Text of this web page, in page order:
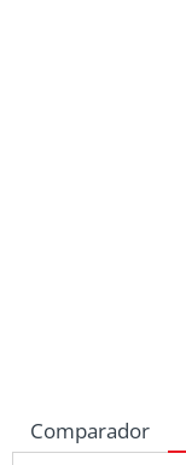
Comparador